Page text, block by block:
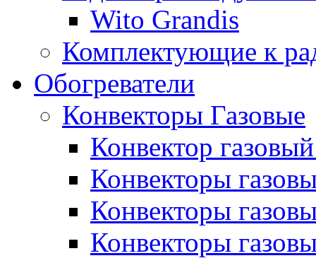
Wito Grandis
Комплектующие к
Обогреватели
Конвекторы Газовые
Конвектор
Конвекторы
Конвекторы
Конвекторы